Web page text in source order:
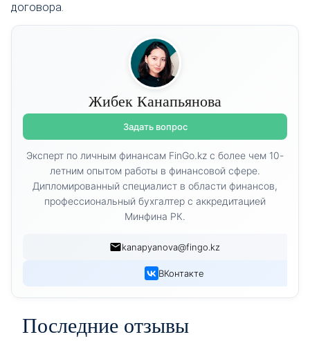
договора.
Жибек Канапьянова
Задать вопрос
Эксперт по личным финансам FinGo.kz с более чем 10-
летним опытом работы в финансовой сфере.
Дипломированный специалист в области финансов,
профессиональный бухгалтер с аккредитацией
Минфина РК.
kanapyanova@fingo.kz
ВКонтакте
Последние отзывы